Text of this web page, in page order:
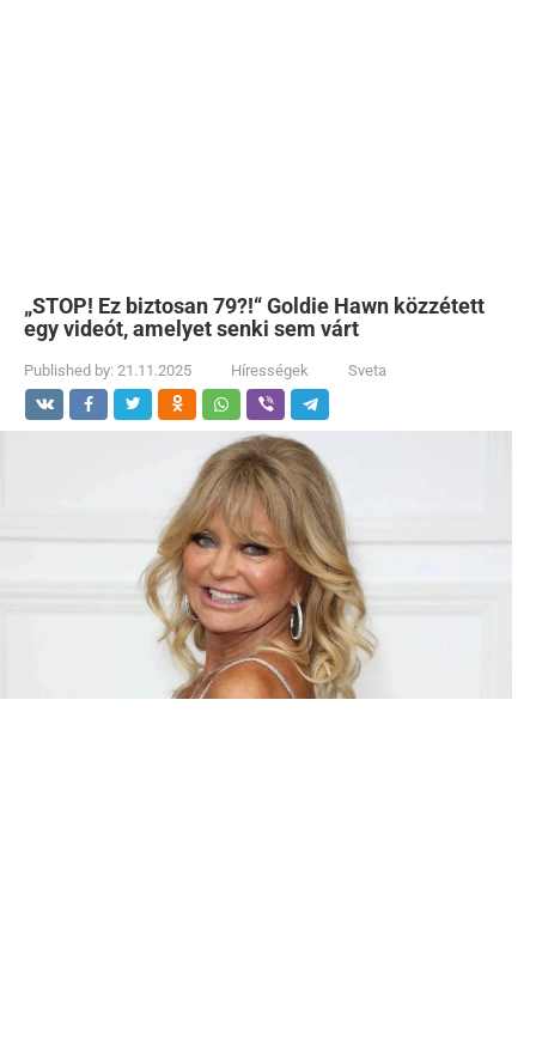
„STOP! Ez biztosan 79?!“ Goldie Hawn közzétett
egy videót, amelyet senki sem várt
Published by: 21.11.2025 Hírességek Sveta